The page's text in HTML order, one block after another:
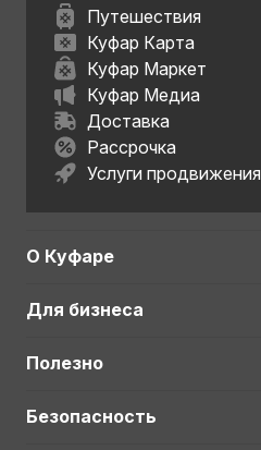
Путешествия
Куфар Карта
Куфар Маркет
Куфар Медиа
Доставка
Рассрочка
Услуги продвижения
О Куфаре
Для бизнеса
Полезно
Безопасность